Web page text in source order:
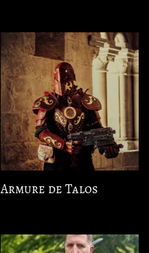
Armure de Talos